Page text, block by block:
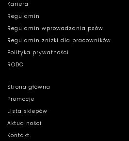
Kariera
Regulamin
Regulamin wprowadzania psów
Regulamin zniżki dla pracowników
Polityka prywatności
RODO
Strona główna
Promocje
Lista sklepów
Aktualności
Kontakt